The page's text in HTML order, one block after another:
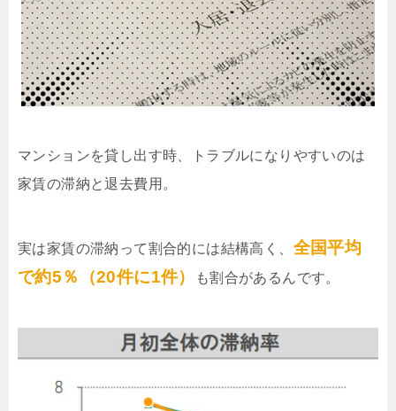
マンションを貸し出す時、トラブルになりやすいのは
家賃の滞納と退去費用。
実は家賃の滞納って割合的には結構高く、 全国平均
で約5％（20件に1件）
も割合があるんです。